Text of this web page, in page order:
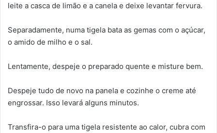
leite a casca de limão e a canela e deixe levantar fervura.
Separadamente, numa tigela bata as gemas com o açúcar,
o amido de milho e o sal.
Lentamente, despeje o preparado quente e misture bem.
Despeje tudo de novo na panela e cozinhe o creme até
engrossar. Isso levará alguns minutos.
Transfira-o para uma tigela resistente ao calor, cubra com